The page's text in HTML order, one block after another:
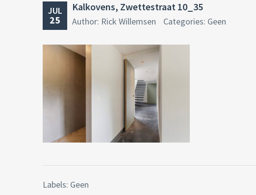
JUL
25
Kalkovens, Zwettestraat 10_35
Author: Rick Willemsen Categories: Geen
Labels: Geen